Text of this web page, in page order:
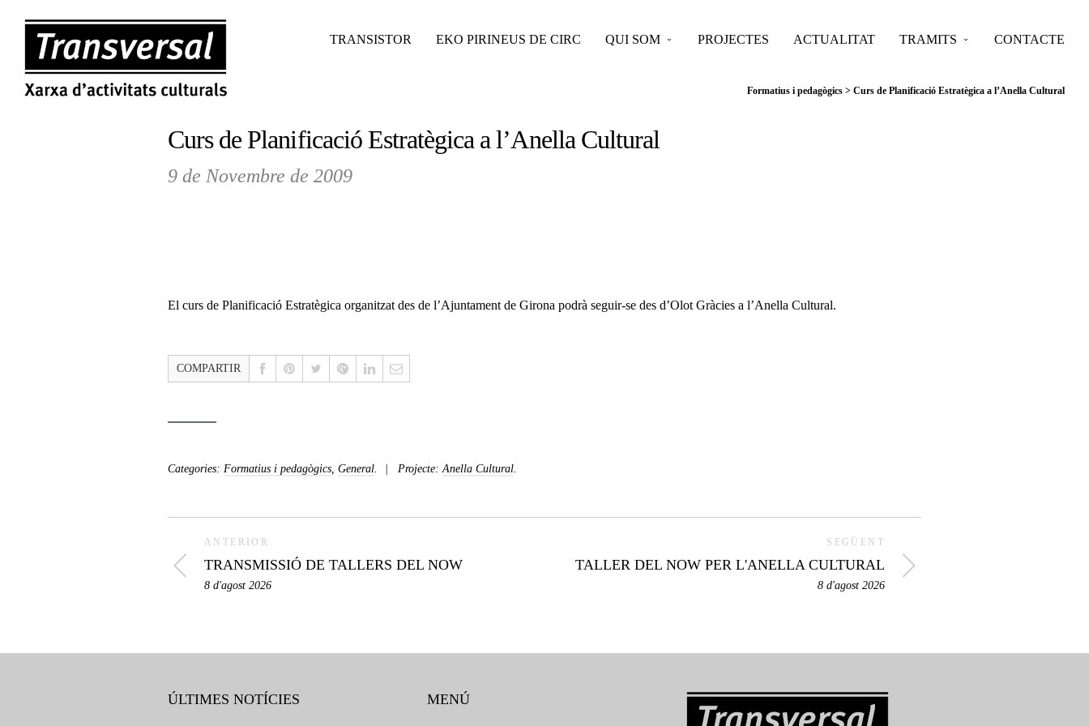
Formatius i pedagògics > Curs de Planificació Estratègica a l’Anella Cultural
Curs de Planificació Estratègica a l’Anella Cultural
9 de Novembre de 2009
TRANSISTOR EKO PIRINEUS DE CIRC QUI SOM PROJECTES ACTUALITAT TRAMITS CONTACTE
El curs de Planificació Estratègica organitzat des de l’Ajuntament de Girona podrà seguir-se des d’Olot Gràcies a l’Anella Cultural.
COMPARTIR
Categories: Formatius i pedagògics, General. Projecte:Anella Cultural.
ANTERIOR
TRANSMISSIÓ DE TALLERS DEL NOW
8 d'agost 2026
SEGÜENT
TALLER DEL NOW PER L'ANELLA CULTURAL
8 d'agost 2026
ÚLTIMES NOTÍCIES MENÚ